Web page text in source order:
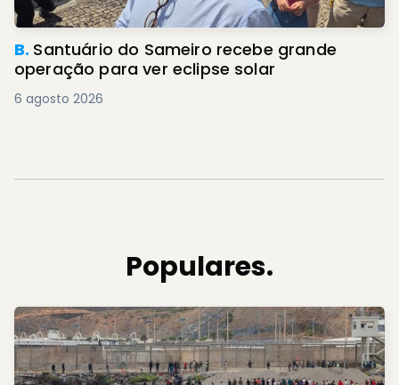
B. Santuário do Sameiro recebe grande
operação para ver eclipse solar
6 agosto 2026
Populares.